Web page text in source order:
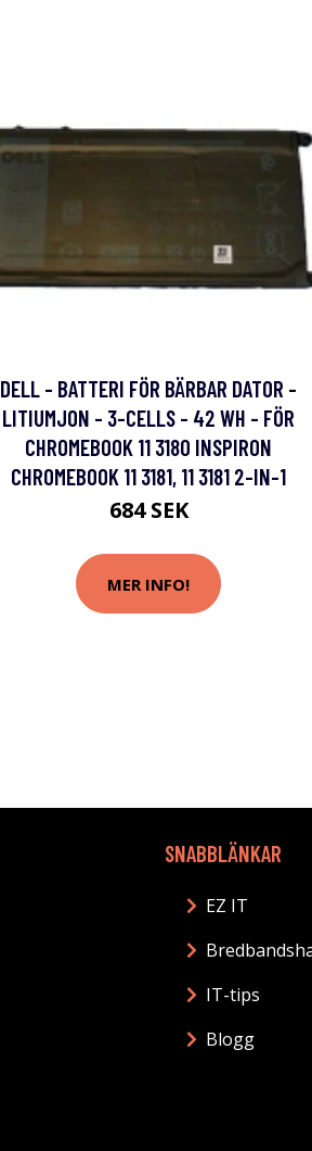
DELL - BATTERI FÖR BÄRBAR DATOR -
LITIUMJON - 3-CELLS - 42 WH - FÖR
CHROMEBOOK 11 3180 INSPIRON
CHROMEBOOK 11 3181, 11 3181 2-IN-1
684 SEK
MER INFO!
SNABBLÄNKAR
EZ IT
IT-tips
Blogg